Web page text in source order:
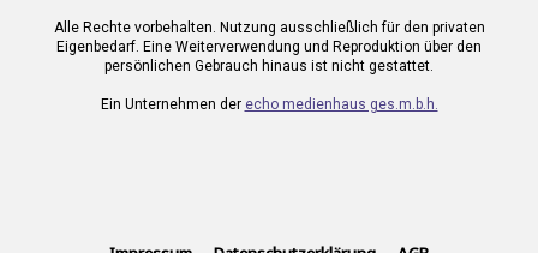
Alle Rechte vorbehalten. Nutzung ausschließlich für den privaten
Eigenbedarf. Eine Weiterverwendung und Reproduktion über den
persönlichen Gebrauch hinaus ist nicht gestattet.
Ein Unternehmen der echo medienhaus ges.m.b.h.